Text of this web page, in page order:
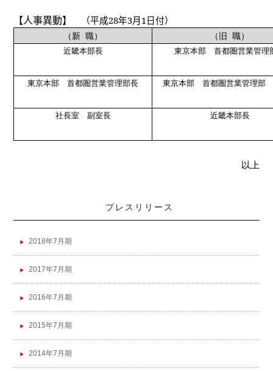
【人事異動】 （平成28年3月 1日付）
（新 職） （旧 職）
近畿本部長 東京本部 首都圏営業管理
東京本部 首都圏営業管理部長 東京本部 首都圏営業管理部
社長室 副室長 近畿本部長
以上
プレスリリース
2018年7月期
2017年7月期
2016年7月期
2015年7月期
2014年7月期